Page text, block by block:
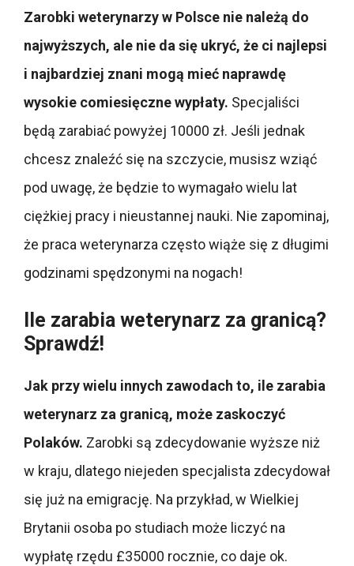
Zarobki weterynarzy w Polsce nie należą do
najwyższych, ale nie da się ukryć, że ci najlepsi
i najbardziej znani mogą mieć naprawdę
wysokie comiesięczne wypłaty. Specjaliści
będą zarabiać powyżej 10000 zł. Jeśli jednak
chcesz znaleźć się na szczycie, musisz wziąć
pod uwagę, że będzie to wymagało wielu lat
ciężkiej pracy i nieustannej nauki. Nie zapominaj,
że praca weterynarza często wiąże się z długimi
godzinami spędzonymi na nogach!
Ile zarabia weterynarz za granicą?
Sprawdź!
Jak przy wielu innych zawodach to, ile zarabia
weterynarz za granicą, może zaskoczyć
Polaków. Zarobki są zdecydowanie wyższe niż
w kraju, dlatego niejeden specjalista zdecydował
się już na emigrację. Na przykład, w Wielkiej
Brytanii osoba po studiach może liczyć na
wypłatę rzędu £35000 rocznie, co daje ok.